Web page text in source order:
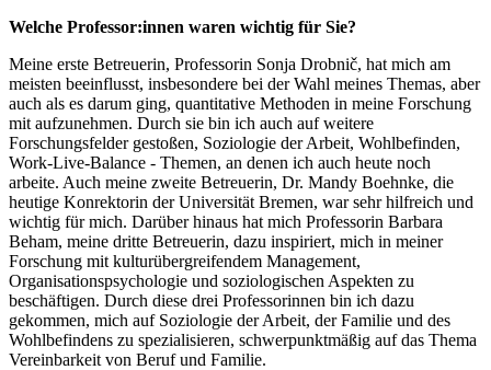
Welche Professor:innen waren wichtig für Sie?
Meine erste Betreuerin, Professorin Sonja Drobnič, hat mich am
meisten beeinflusst, insbesondere bei der Wahl meines Themas, aber
auch als es darum ging, quantitative Methoden in meine Forschung
mit aufzunehmen. Durch sie bin ich auch auf weitere
Forschungsfelder gestoßen, Soziologie der Arbeit, Wohlbefinden,
Work-Live-Balance - Themen, an denen ich auch heute noch
arbeite. Auch meine zweite Betreuerin, Dr. Mandy Boehnke, die
heutige Konrektorin der Universität Bremen, war sehr hilfreich und
wichtig für mich. Darüber hinaus hat mich Professorin Barbara
Beham, meine dritte Betreuerin, dazu inspiriert, mich in meiner
Forschung mit kulturübergreifendem Management,
Organisationspsychologie und soziologischen Aspekten zu
beschäftigen. Durch diese drei Professorinnen bin ich dazu
gekommen, mich auf Soziologie der Arbeit, der Familie und des
Wohlbefindens zu spezialisieren, schwerpunktmäßig auf das Thema
Vereinbarkeit von Beruf und Familie.